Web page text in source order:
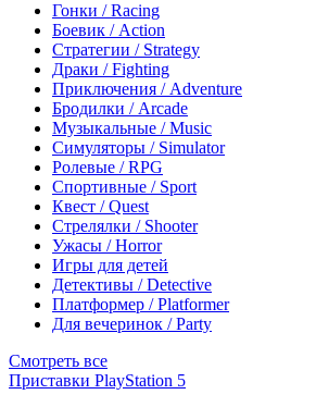
Гонки / Racing
Боевик / Action
Стратегии / Strategy
Драки / Fighting
Приключения / Adventure
Бродилки / Arcade
Музыкальные / Music
Симуляторы / Simulator
Ролевые / RPG
Спортивные / Sport
Квест / Quest
Стрелялки / Shooter
Ужасы / Horror
Игры для детей
Детективы / Detective
Платформер / Platformer
Для вечеринок / Party
Смотреть все
Приставки PlayStation 5